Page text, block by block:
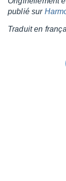
publié sur
Traduit en